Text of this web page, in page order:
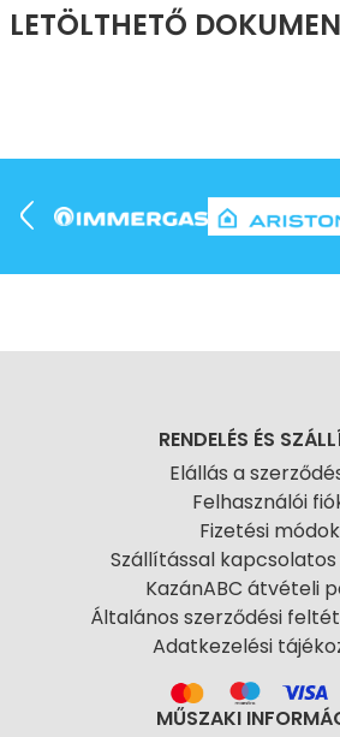
LETÖLTHETŐ
RENDELÉS ÉS
Elállás a
Felhasználói
Fizetési módok
Szállítással
KazánABC átvételi
Általános szerződési
Adatkezelési
MŰSZAKI